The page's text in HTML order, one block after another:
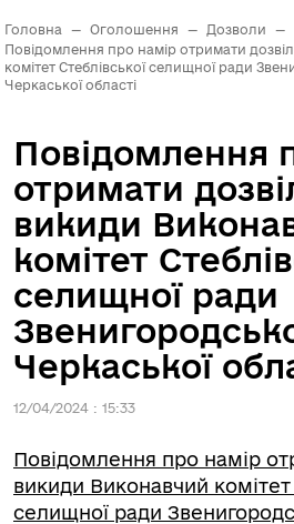
Головна — Оголошення — Дозволи
—
Повідомлення про намір отримати
комітет Стеблівської селищної ради
Черкаської області
Повідомлення
отримати
викиди
комітет
селищної ради
Черкаської
12/04/2024 : 15:33
Повідомлення про намір
викиди Виконавчий комітет
селищної ради